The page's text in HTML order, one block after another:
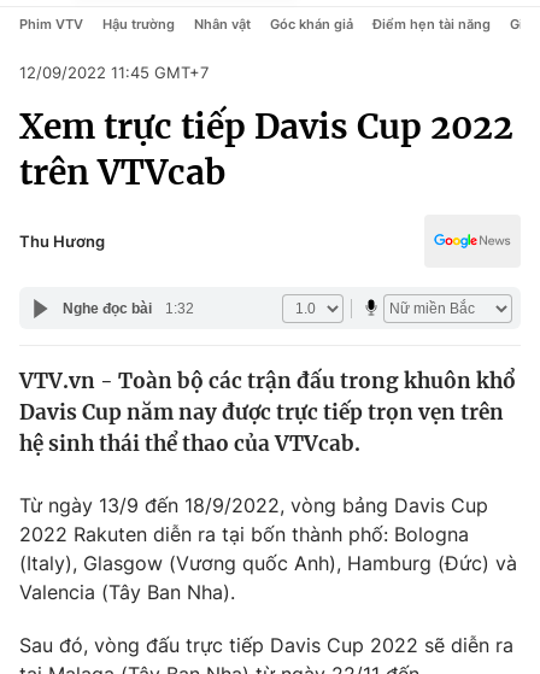
Chuyên mục
Chính trị
Pháp luật
Thế giới
Thế giới đó đây
Câu chuyện quốc tế
Kinh tế
Tài chính
Thị trường
Góc doanh nghiệp
Dữ liệu và đời sống
Truyền hình
Chính trị
Pháp luật
Kinh tế
Thể thao
Truyền hình
Y tế
Công nghệ
Phim VTV Hậu trường Nhân vật Góc khán giả Điểm hẹn tài năng Giải
12/09/2022 11:45 GMT+7
Xem trực tiếp Davis Cup 2022
trên VTVcab
Thu Hương
Nghe đọc bài 1:32
VTV.vn - Toàn bộ các trận đấu trong khuôn khổ
Davis Cup năm nay được trực tiếp trọn vẹn trên
hệ sinh thái thể thao của VTVcab.
Từ ngày 13/9 đến 18/9/2022, vòng bảng Davis Cup
2022 Rakuten diễn ra tại bốn thành phố: Bologna
(Italy), Glasgow (Vương quốc Anh), Hamburg (Đức) và
Valencia (Tây Ban Nha).
Sau đó, vòng đấu trực tiếp Davis Cup 2022 sẽ diễn ra